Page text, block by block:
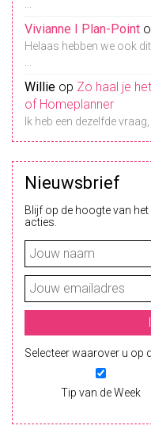
Vivianne I Plan-Point
Helaas hebben we ook
Willie op Zo haal je
of Homeplanner
Ik heb een dezelfde
Nieuwsbrief
Blijf op de hoogte van
acties.
Selecteer waarover u op
Tip van de Week